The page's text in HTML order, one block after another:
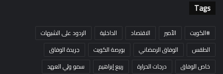
Tags
#الكويت الأمير الاقتصاد الداخلية
الردود على الشبهات
الطقس
الوفاق الرمضاني بورصة الكويت
جريدة الوفاق
خاص الوفاق
درجات الحرارة ربيع إبراهيم
سمو ولي العهد